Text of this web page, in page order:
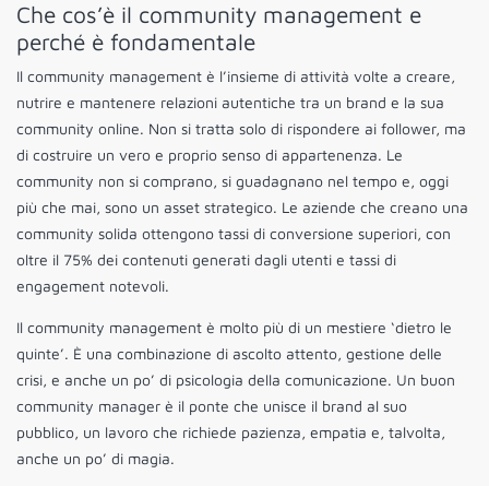
Che cos’è il community management e
perché è fondamentale
Il community management è l’insieme di attività volte a creare,
nutrire e mantenere relazioni autentiche tra un brand e la sua
community online. Non si tratta solo di rispondere ai follower, ma
di costruire un vero e proprio senso di appartenenza. Le
community non si comprano, si guadagnano nel tempo e, oggi
più che mai, sono un asset strategico. Le aziende che creano una
community solida ottengono tassi di conversione superiori, con
oltre il 75% dei contenuti generati dagli utenti e tassi di
engagement notevoli.
Il community management è molto più di un mestiere ‘dietro le
quinte’. È una combinazione di ascolto attento, gestione delle
crisi, e anche un po’ di psicologia della comunicazione. Un buon
community manager è il ponte che unisce il brand al suo
pubblico, un lavoro che richiede pazienza, empatia e, talvolta,
anche un po’ di magia.